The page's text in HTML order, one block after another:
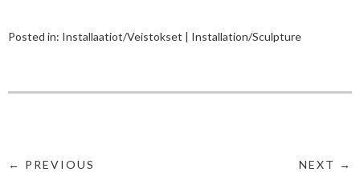
Posted in: Installaatiot/Veistokset | Installation/Sculpture
← PREVIOUS NEXT →